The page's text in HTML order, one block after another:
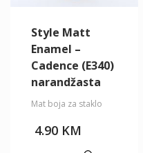
Style Matt
Enamel –
Cadence (E340)
narandžasta
Mat boja za staklo
4.90 KM